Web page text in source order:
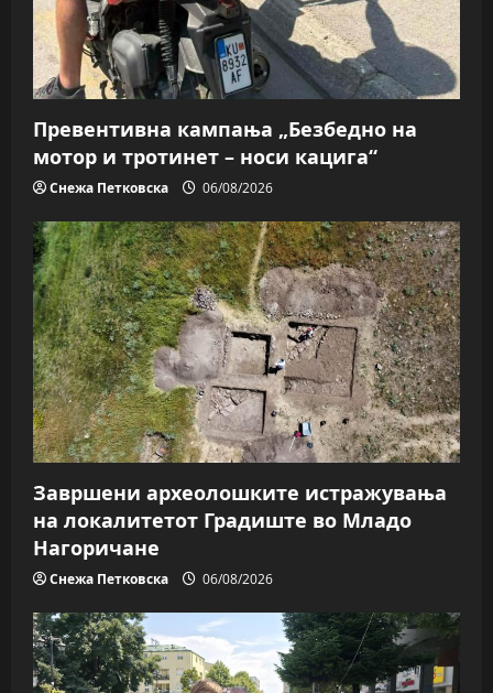
Превентивна кампања „Безбедно на
мотор и тротинет – носи кацига“
Снежа Петковска 06/08/2026
Завршени археолошките истражувања
на локалитетот Градиште во Младо
Нагоричане
Снежа Петковска 06/08/2026